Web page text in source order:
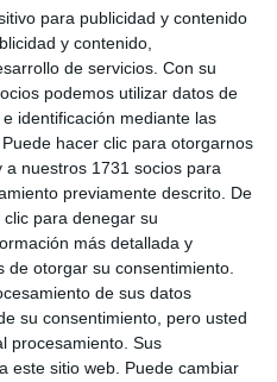
para publicidad y contenido
y contenido,
de servicios. Con su
podemos utilizar datos de
identificación mediante las
hacer clic para otorgarnos
nuestros 1731 socios para
previamente descrito. De
para denegar su
más detallada y
otorgar su consentimiento.
de sus datos
su consentimiento, pero usted
procesamiento. Sus
este sitio web. Puede cambiar
dirigen la actividad. BEATRIZ